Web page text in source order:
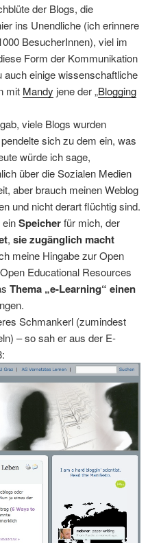
der Blogs, die
ins Unendliche (ich erinnere
BesucherInnen), viel im
Form der Kommunikation
auch einige wissenschaftliche
mit Mandy jene der „Blogging
viele Blogs wurden
sich zu dem ein, was
würde ich sage,
über die Sozialen Medien
aber brauch meinen Weblog
und nicht derart flüchtig sind.
Speicherfür mich, der
, sie zugänglich macht
meine Hingabe zur Open
Educational Resources
Thema „e-Learning“ einen
Schmankerl (zumindest
– so sah er aus der E-